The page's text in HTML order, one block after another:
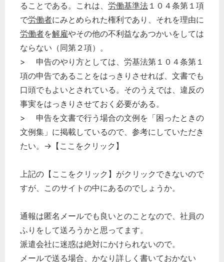
ることである。これは、 労働基準法 １０４条第１項
で労働者にみとめられた権利であり、それを理由に
労働者を解雇やその他の不利益なあつかいをしては
ならない（同第２項）。
> 申告のやり方としては、労基法第１０４条第１
項の申告であることをはっきりさせれば、文書でも
口頭でもよいとされている。そのうえでは、違反の
事実をはっきりさせておく必要がある。
> 申告を文書で行う場合の文例を「困ったときの
文例集」に掲載しているので、参考にしていただき
たい。→【ここをクリック】
上記の【ここをクリック】がクリックできないので
すが、このサイトの中にあるのでしょうか。
通報は匿名メールでも良いとのことなので、社員の
ふりをして送ろうかと思ってます。
派遣会社に迷惑は絶対にかけられないので。
メールで送る場合、かなり詳しく書いておかない